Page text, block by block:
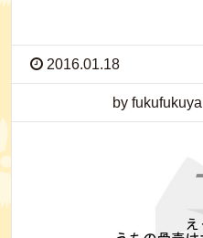
2016.01.18
by